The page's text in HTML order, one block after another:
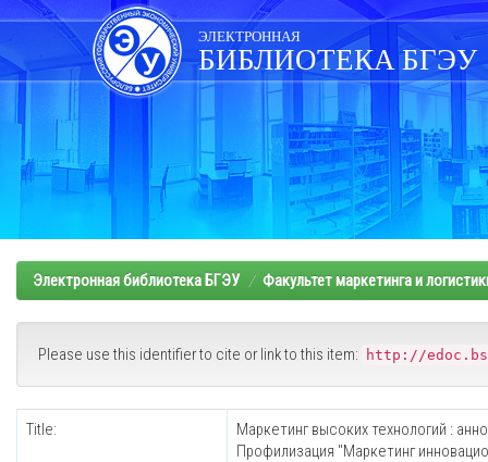
Skip
navigation
ЭЛЕКТРОННАЯ
БИБЛИОТЕКА БГЭУ
Электронная библиотека БГЭУ Факультет маркетинга и
Please use this identifier to cite or link to this item: http://
Title:
Маркетинг высоких технологий :
Профилизация "Маркетинг